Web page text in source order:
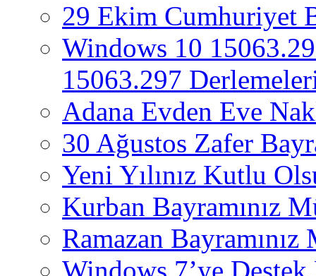
29 Ekim Cumhuriyet
Windows 10
15063.297
Adana Evden Eve
30 Ağustos Zafer
Yeni Yılınız Kutlu
Kurban Bayramınız
Ramazan